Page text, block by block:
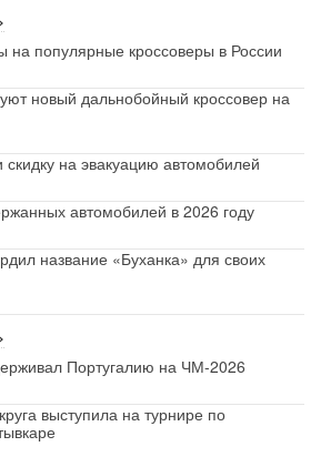
на популярные кроссоверы в России
новый дальнобойный кроссовер на
на эвакуацию автомобилей
автомобилей в 2026 году
название «Буханка» для своих
Португалию на ЧМ-2026
выступила на турнире по